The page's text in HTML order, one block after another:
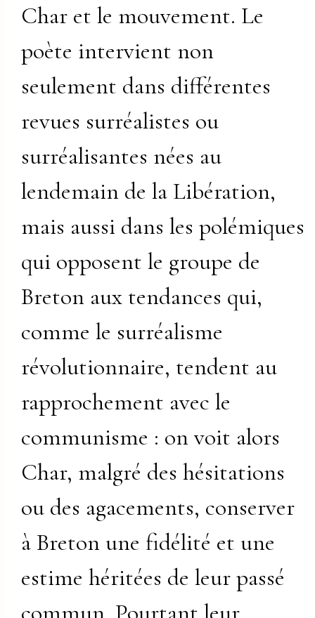
Char et le mouvement. Le
poète intervient non
seulement dans différentes
revues surréalistes ou
surréalisantes nées au
lendemain de la Libération,
mais aussi dans les polémiques
qui opposent le groupe de
Breton aux tendances qui,
comme le surréalisme
révolutionnaire, tendent au
rapprochement avec le
communisme : on voit alors
Char, malgré des hésitations
ou des agacements, conserver
à Breton une fidélité et une
estime héritées de leur passé